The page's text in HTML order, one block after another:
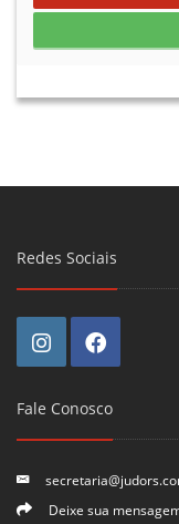
Redes Sociais
Fale Conosco
Deixe sua